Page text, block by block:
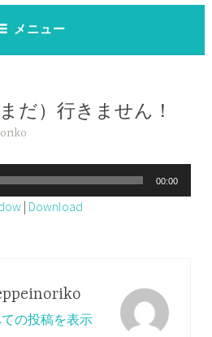
メニュー
だ）行きません！
00:00
| Download
の投稿を表示